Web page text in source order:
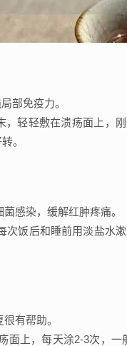
部免疫力。
轻轻敷在溃疡面上，
。
感染，缓解红肿疼痛。
饭后和睡前用淡盐水
有帮助。
面上，每天涂2-3次，一